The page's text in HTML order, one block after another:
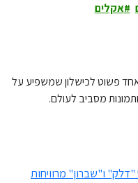
אקלים
פשוט לכישלון שמשפיע על
מסביב לעולם.